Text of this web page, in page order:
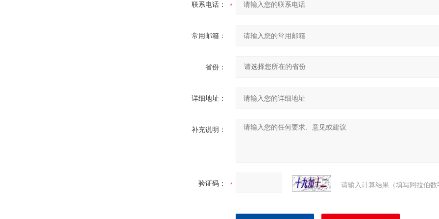
联系电话：
常用邮箱：
省份：
详细地址：
补充说明：
验证码： 请输入计算结果（填写阿拉伯